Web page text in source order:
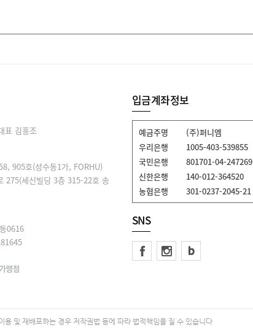
표 김흥조
905호(성수동1가, FORHU)
275(세신빌딩 3층 315-22호 송
0616
입금계좌정보
예금주명
(주)퍼니엠
우리은행
1005-403-539855
국민은행
801701-04-247269
신한은행
140-012-364520
농협은행
301-0237-2045-21
SNS
및 재배포하는 경우 저작권법 등에 따라 법적책임을 질 수 있습니다